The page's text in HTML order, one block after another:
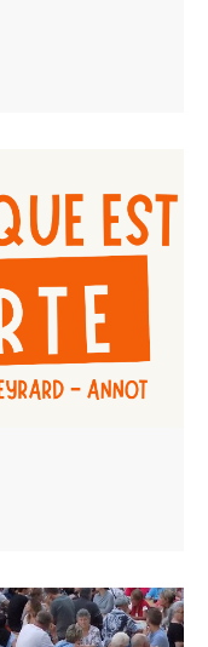
au local de la
fêtes organizes its